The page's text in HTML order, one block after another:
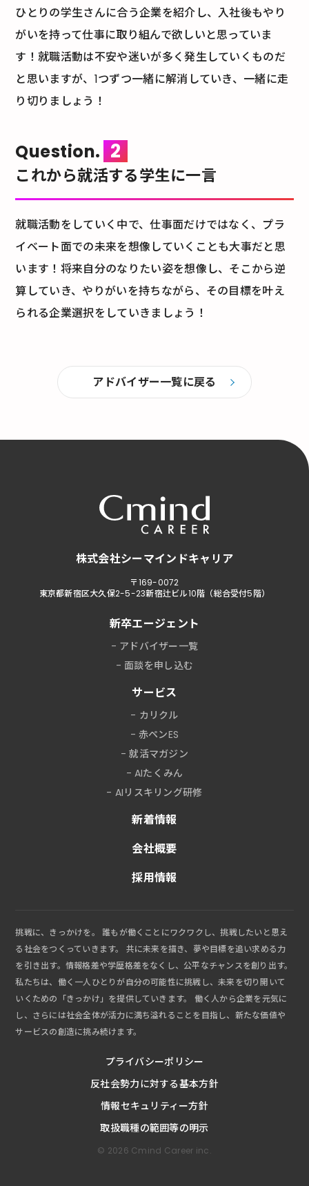
ひとりの学生さんに合う企業を紹介し、入社後もやり
がいを持って仕事に取り組んで欲しいと思っていま
す！就職活動は不安や迷いが多く発生していくものだ
と思いますが、1つずつ一緒に解消していき、一緒に走
り切りましょう！
Question. 2
これから就活する学生に一言
就職活動をしていく中で、仕事面だけではなく、プラ
イベート面での未来を想像していくことも大事だと思
います！将来自分のなりたい姿を想像し、そこから逆
算していき、やりがいを持ちながら、その目標を叶え
られる企業選択をしていきましょう！
アドバイザー一覧に戻る
株式会社シーマインドキャリア
〒169-0072
東京都新宿区大久保2-5-23新宿辻ビル10階（総合受付5階）
新卒エージェント
アドバイザー一覧
面談を申し込む
サービス
カリクル
赤ペンES
就活マガジン
AIたくみん
AIリスキリング研修
新着情報
会社概要
採用情報
挑戦に、きっかけを。 誰もが働くことにワクワクし、挑戦したいと思え
る社会をつくっていきます。 共に未来を描き、夢や目標を追い求める力
を引き出す。情報格差や学歴格差をなくし、公平なチャンスを創り出す。
私たちは、働く一人ひとりが自分の可能性に挑戦し、未来を切り開いて
いくための「きっかけ」を提供していきます。 働く人から企業を元気に
し、さらには社会全体が活力に満ち溢れることを目指し、新たな価値や
サービスの創造に挑み続けます。
プライバシーポリシー
反社会勢力に対する基本方針
情報セキュリティー方針
取扱職種の範囲等の明示
© 2026 Cmind Career inc.